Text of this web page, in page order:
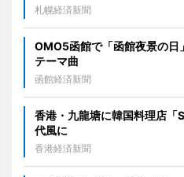
札幌経済新聞
OMO5函館で「函館夜景の
テーマ曲
函館経済新聞
香港・九龍塘に韓国料理店
代風に
香港経済新聞